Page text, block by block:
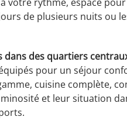
de plusieurs nuits ou
des quartiers
pour un séjour
cuisine complète,
et leur situation